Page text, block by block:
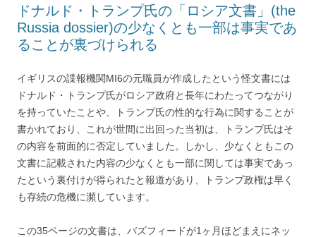
ドナルド・トランプ氏の「ロシア文書」(the
Russia dossier)の少なくとも一部は事実であ
ることが裏づけられる
イギリスの諜報機関MI6の元職員が作成したという怪文書には
ドナルド・トランプ氏がロシア政府と長年にわたってつながり
を持っていたことや、トランプ氏の性的な行為に関することが
書かれており、これが世間に出回った当初は、トランプ氏はそ
の内容を前面的に否定していました。しかし、少なくともこの
文書に記載された内容の少なくとも一部に関しては事実であっ
たという裏付けが得られたと報道があり、トランプ政権は早く
も存続の危機に瀕しています。
この35ページの文書は、バズフィードが1ヶ月ほどまえにネッ